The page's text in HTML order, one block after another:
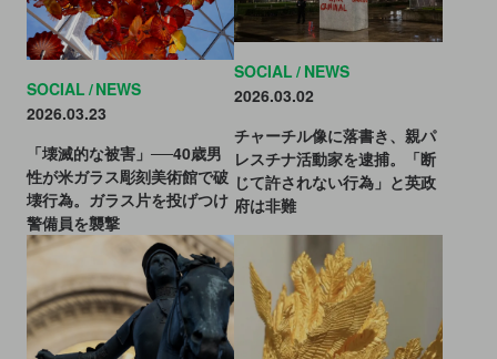
SOCIAL NEWS
2026.03.23
「壊滅的な被害」──40歳男
性が米ガラス彫刻美術館で破
壊行為。ガラス片を投げつけ
警備員を襲撃
SOCIAL NEWS
2026.03.02
チャーチル像に落書き、親パ
レスチナ活動家を逮捕。「断
じて許されない行為」と英政
府は非難